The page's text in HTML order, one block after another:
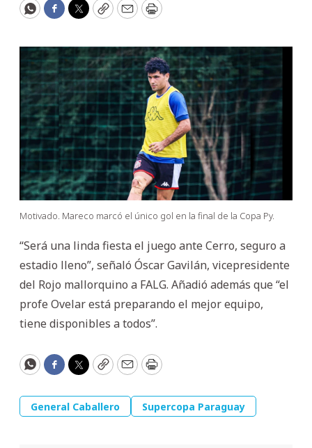
WhatsApp
Facebook
Twitter
CopyEmailPrint
Motivado. Mareco marcó el único gol en la final de la Copa Py.
“Será una linda fiesta el juego ante Cerro, seguro a
estadio lleno”, señaló Óscar Gavilán, vicepresidente
del Rojo mallorquino a FALG. Añadió además que “el
profe Ovelar está preparando el mejor equipo,
tiene disponibles a todos”.
WhatsApp
Facebook
Twitter
CopyEmailPrint
General Caballero Supercopa Paraguay